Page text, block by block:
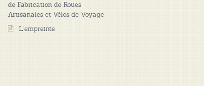
de Fabrication de Roues
Artisanales et Vélos de Voyage
L’empreinte